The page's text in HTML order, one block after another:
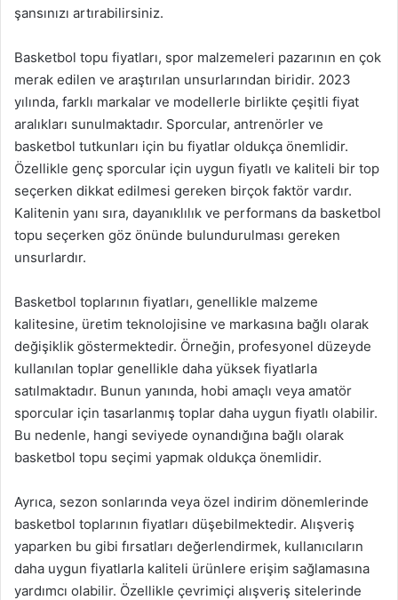
şansınızı artırabilirsiniz.
Basketbol topu fiyatları, spor malzemeleri pazarının en çok
merak edilen ve araştırılan unsurlarından biridir. 2023
yılında, farklı markalar ve modellerle birlikte çeşitli fiyat
aralıkları sunulmaktadır. Sporcular, antrenörler ve
basketbol tutkunları için bu fiyatlar oldukça önemlidir.
Özellikle genç sporcular için uygun fiyatlı ve kaliteli bir top
seçerken dikkat edilmesi gereken birçok faktör vardır.
Kalitenin yanı sıra, dayanıklılık ve performans da basketbol
topu seçerken göz önünde bulundurulması gereken
unsurlardır.
Basketbol toplarının fiyatları, genellikle malzeme
kalitesine, üretim teknolojisine ve markasına bağlı olarak
değişiklik göstermektedir. Örneğin, profesyonel düzeyde
kullanılan toplar genellikle daha yüksek fiyatlarla
satılmaktadır. Bunun yanında, hobi amaçlı veya amatör
sporcular için tasarlanmış toplar daha uygun fiyatlı olabilir.
Bu nedenle, hangi seviyede oynandığına bağlı olarak
basketbol topu seçimi yapmak oldukça önemlidir.
Ayrıca, sezon sonlarında veya özel indirim dönemlerinde
basketbol toplarının fiyatları düşebilmektedir. Alışveriş
yaparken bu gibi fırsatları değerlendirmek, kullanıcıların
daha uygun fiyatlarla kaliteli ürünlere erişim sağlamasına
yardımcı olabilir. Özellikle çevrimiçi alışveriş sitelerinde